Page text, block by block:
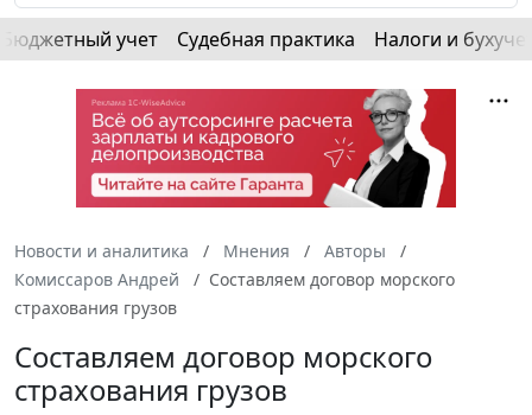
Бюджетный учет Судебная практика Налоги и
Новости и аналитика Мнения
Авторы
Комиссаров Андрей
Составляем договор морского
страхования грузов
Составляем договор морского
страхования грузов